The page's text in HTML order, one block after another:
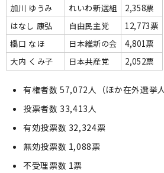
加川 ゆうみ
れいわ新選組
2,358票
はなし 康弘
自由民主党
12,773票
橋口 なほ
日本維新の会
4,801票
大内 くみ子
日本共産党 2,052票
有権者数 57,072人（ほか在外選挙人
投票者数 33,413人
有効投票数 32,324票
無効投票数 1,088票
不受理票数 1票